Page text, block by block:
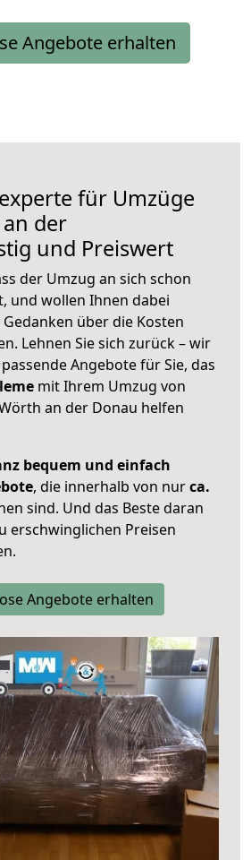
Angebote erhalten
für Umzüge
der
und Preiswert
der Umzug an sich schon
und wollen Ihnen dabei
über die Kosten
Lehnen Sie sich zurück – wir
Angebote für Sie, das
mit Ihrem Umzug von
an der Donau helfen
bequem und einfach
, die innerhalb von nurca.
sind. Und das Beste daran
erschwinglichen Preisen
Angebote erhalten